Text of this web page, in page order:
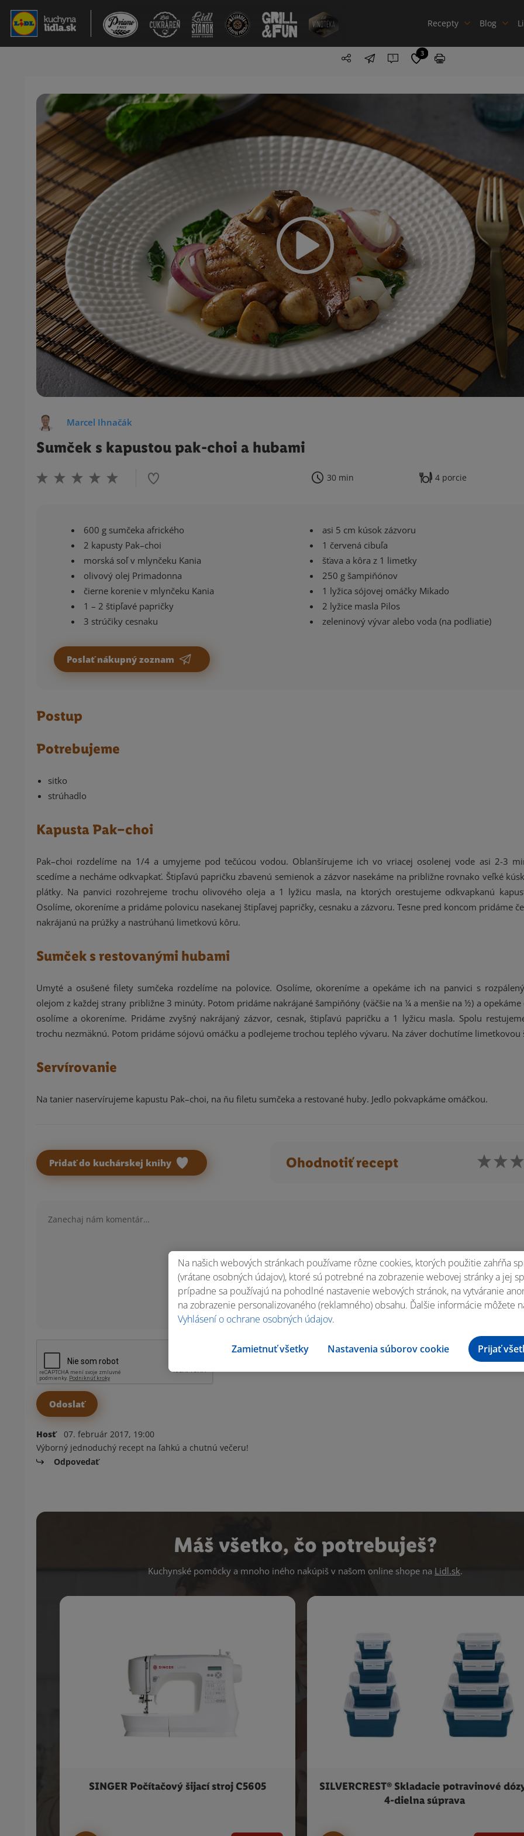
Recepty Blog
1 3
Marcel Ihnačák
Sumček s kapustou pak-choi a hubami
30 min 4 porcie
600 g sumčeka afrického
2 kapusty Pak–choi
morská soľ v mlynčeku Kania
olivový olej Primadonna
čierne korenie v mlynčeku Kania
1 – 2 štipľavé papričky
3 strúčiky cesnaku
asi 5 cm kúsok zázvoru
1 červená cibuľa
šťava a kôra z 1 limetky
250 g šampiňónov
1 lyžica sójovej omáčky Mikado
2 lyžice masla Pilos
zeleninový vývar alebo voda (na podliatie)
Poslať nákupný zoznam
Postup
Potrebujeme
sitko
strúhadlo
Kapusta Pak–choi
Pak–choi rozdelíme na 1/4 a umyjeme pod tečúcou vodou. Oblanšírujeme ich vo vriacej osolenej vode asi 2-3
scedíme a necháme odkvapkať. Štipľavú papričku zbavenú semienok a zázvor nasekáme na približne rovnako veľké
plátky. Na panvici rozohrejeme trochu olivového oleja a 1 lyžicu masla, na ktorých orestujeme odkvapkanú
Osolíme, okoreníme a pridáme polovicu nasekanej štipľavej papričky, cesnaku a zázvoru. Tesne pred koncom pridáme
nakrájanú na prúžky a nastrúhanú limetkovú kôru.
Sumček s restovanými hubami
Umyté a osušené filety sumčeka rozdelíme na polovice. Osolíme, okoreníme a opekáme ich na panvici s
olejom z každej strany približne 3 minúty. Potom pridáme nakrájané šampiňóny (väčšie na ¼ a menšie na ½) a opekáme
osolíme a okoreníme. Pridáme zvyšný nakrájaný zázvor, cesnak, štipľavú papričku a 1 lyžicu masla. Spolu
trochu nezmäknú. Potom pridáme sójovú omáčku a podlejeme trochou teplého vývaru. Na záver dochutíme limetkovou
Servírovanie
Na tanier naservírujeme kapustu Pak–choi, na ňu filetu sumčeka a restované huby. Jedlo pokvapkáme omáčkou.
Pridať do kuchárskej knihy Ohodnotiť recept
Hosť
07. február 2017, 19:00
Výborný jednoduchý recept na ľahkú a chutnú večeru!
Odpovedať
Máš všetko, čo potrebuješ?
Kuchynské pomôcky a mnoho iného nakúpiš v našom online shope na Lidl.sk.
SINGER Počítačový šijací stroj C5605
SILVERCREST® Skladacie potravinové
4-dielna súprava
Na našich webových stránkach používame rôzne cookies, ktorých použitie zahŕňa
(vrátane osobných údajov), ktoré sú potrebné na zobrazenie webovej stránky a jej
prípadne sa používajú na pohodlné nastavenie webových stránok, na vytváranie
na zobrazenie personalizovaného (reklamného) obsahu. Ďalšie informácie môžete
Vyhlásení o ochrane osobných údajov.
Zamietnuť všetky Nastavenia súborov cookie Prijať